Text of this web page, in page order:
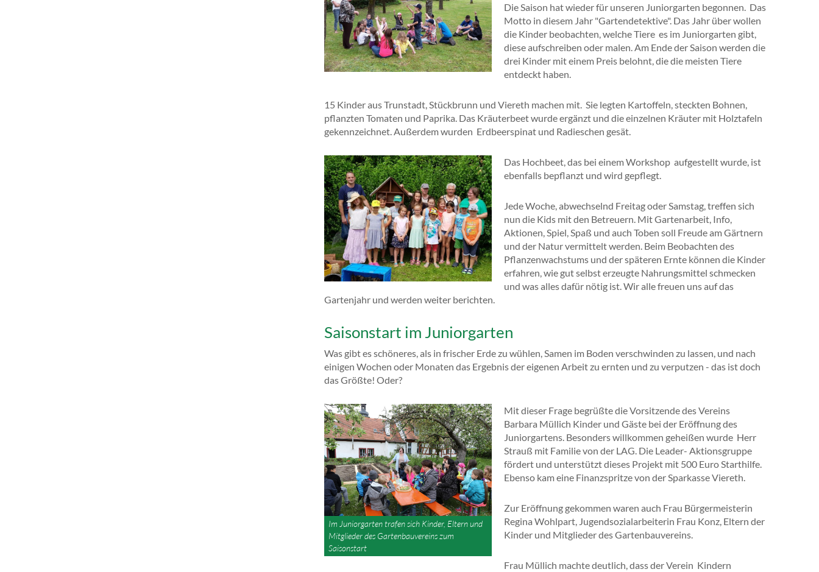
Die Saison hat wieder für unseren Juniorgarten begonnen. Das
Motto in diesem Jahr "Gartendetektive". Das Jahr über wollen
die Kinder beobachten, welche Tiere es im Juniorgarten gibt,
diese aufschreiben oder malen. Am Ende der Saison werden die
drei Kinder mit einem Preis belohnt, die die meisten Tiere
entdeckt haben.
15 Kinder aus Trunstadt, Stückbrunn und Viereth machen mit. Sie legten Kartoffeln, steckten Bohnen,
pflanzten Tomaten und Paprika. Das Kräuterbeet wurde ergänzt und die einzelnen Kräuter mit Holztafeln
gekennzeichnet. Außerdem wurden Erdbeerspinat und Radieschen gesät.
Das Hochbeet, das bei einem Workshop aufgestellt wurde, ist
ebenfalls bepflanzt und wird gepflegt.
Jede Woche, abwechselnd Freitag oder Samstag, treffen sich
nun die Kids mit den Betreuern. Mit Gartenarbeit, Info,
Aktionen, Spiel, Spaß und auch Toben soll Freude am Gärtnern
und der Natur vermittelt werden. Beim Beobachten des
Pflanzenwachstums und der späteren Ernte können die Kinder
erfahren, wie gut selbst erzeugte Nahrungsmittel schmecken
und was alles dafür nötig ist. Wir alle freuen uns auf das
Gartenjahr und werden weiter berichten.
Saisonstart im Juniorgarten
Was gibt es schöneres, als in frischer Erde zu wühlen, Samen im Boden verschwinden zu lassen, und nach
einigen Wochen oder Monaten das Ergebnis der eigenen Arbeit zu ernten und zu verputzen - das ist doch
das Größte! Oder?
Im Juniorgarten trafen sich Kinder, Eltern und
Mitglieder des Gartenbauvereins zum
Saisonstart
Mit dieser Frage begrüßte die Vorsitzende des Vereins
Barbara Müllich Kinder und Gäste bei der Eröffnung des
Juniorgartens. Besonders willkommen geheißen wurde Herr
Strauß mit Familie von der LAG. Die Leader- Aktionsgruppe
fördert und unterstützt dieses Projekt mit 500 Euro Starthilfe.
Ebenso kam eine Finanzspritze von der Sparkasse Viereth.
Zur Eröffnung gekommen waren auch Frau Bürgermeisterin
Regina Wohlpart, Jugendsozialarbeiterin Frau Konz, Eltern der
Kinder und Mitglieder des Gartenbauvereins.
Frau Müllich machte deutlich, dass der Verein Kindern